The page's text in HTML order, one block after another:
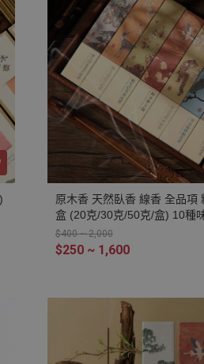
原木香 天然臥香 線香 全品項
盒 (20克/30克/50克/盒) 10種
產區採購 無助燃劑 不燙手 SGS檢驗合格
純天然 原木磨粉 天然香 環保
開運 轉運 祈福 化煞 擋煞 消災
障 除穢 避邪 辟邪 保平安 印度
新山老樹頭 野生達拉干 巴布
沉香臥香 野生惠安 降香紫玉
$400 ~ 2,000
$250 ~ 1,600